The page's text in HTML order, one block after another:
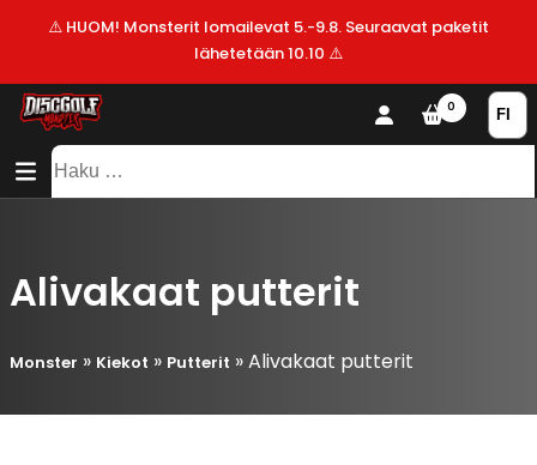
⚠️ HUOM! Monsterit lomailevat 5.-9.8. Seuraavat paketit
lähetetään 10.10 ⚠️
VALMISTAJAT
ALE!
SISÄLTÖ
SITEMAP
Haku:
0
Alivakaat putterit
Monster » Kiekot » Putterit »Alivakaat putterit